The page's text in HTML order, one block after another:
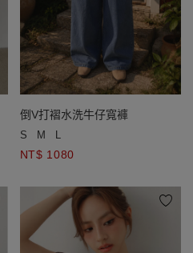
倒V打褶水洗牛仔寬褲
S M L
NT$ 1080